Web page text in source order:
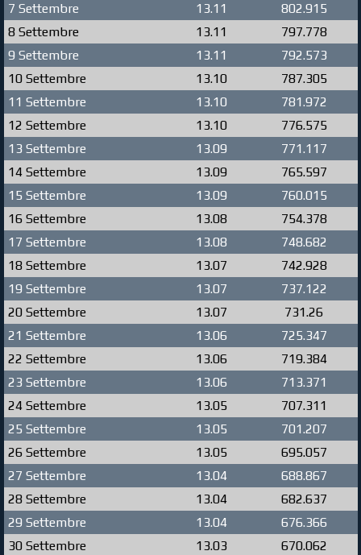
7 Settembre
13.11
802.915
8 Settembre
13.11
797.778
9 Settembre
13.11
792.573
10 Settembre
13.10
787.305
11 Settembre
13.10
781.972
12 Settembre
13.10
776.575
13 Settembre
13.09
771.117
14 Settembre
13.09
765.597
15 Settembre
13.09
760.015
16 Settembre
13.08
754.378
17 Settembre
13.08
748.682
18 Settembre
13.07
742.928
19 Settembre
13.07
737.122
20 Settembre
13.07
731.26
21 Settembre
13.06
725.347
22 Settembre
13.06
719.384
23 Settembre
13.06
713.371
24 Settembre
13.05
707.311
25 Settembre
13.05
701.207
26 Settembre
13.05
695.057
27 Settembre
13.04
688.867
28 Settembre
13.04
682.637
29 Settembre
13.04
676.366
30 Settembre
13.03
670.062